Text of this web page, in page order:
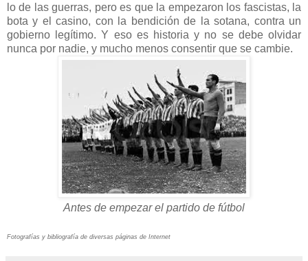
lo de las guerras, pero es que la empezaron los fascistas, la
bota y el casino, con la bendición de la sotana, contra un
gobierno legítimo. Y eso es historia y no se debe olvidar
nunca por nadie, y mucho menos consentir que se cambie.
Antes de empezar el partido de fútbol
Fotografías y bibliografía de diversas páginas de Internet